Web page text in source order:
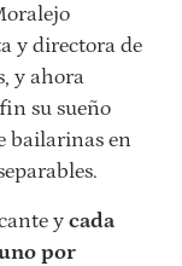
y directora de
y ahora
su sueño
bailarinas en
y cada
por